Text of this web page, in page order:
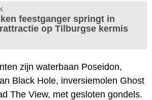
feestganger springt in
op Tilburgse kermis
zijn waterbaan Poseidon,
Black Hole, inversiemolen Ghost
The View, met gesloten gondels.